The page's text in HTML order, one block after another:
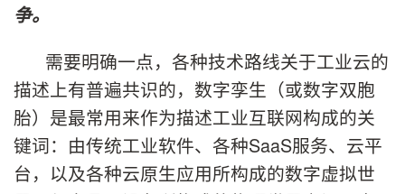
争。
需要明确一点，各种技术路线关于工业云的
描述上有普遍共识的，数字孪生（或数字双胞
胎）是最常用来作为描述工业互联网构成的关
键词：由传统工业软件、各种SaaS服务、云平
台，以及各种云原生应用所构成的数字虚拟世